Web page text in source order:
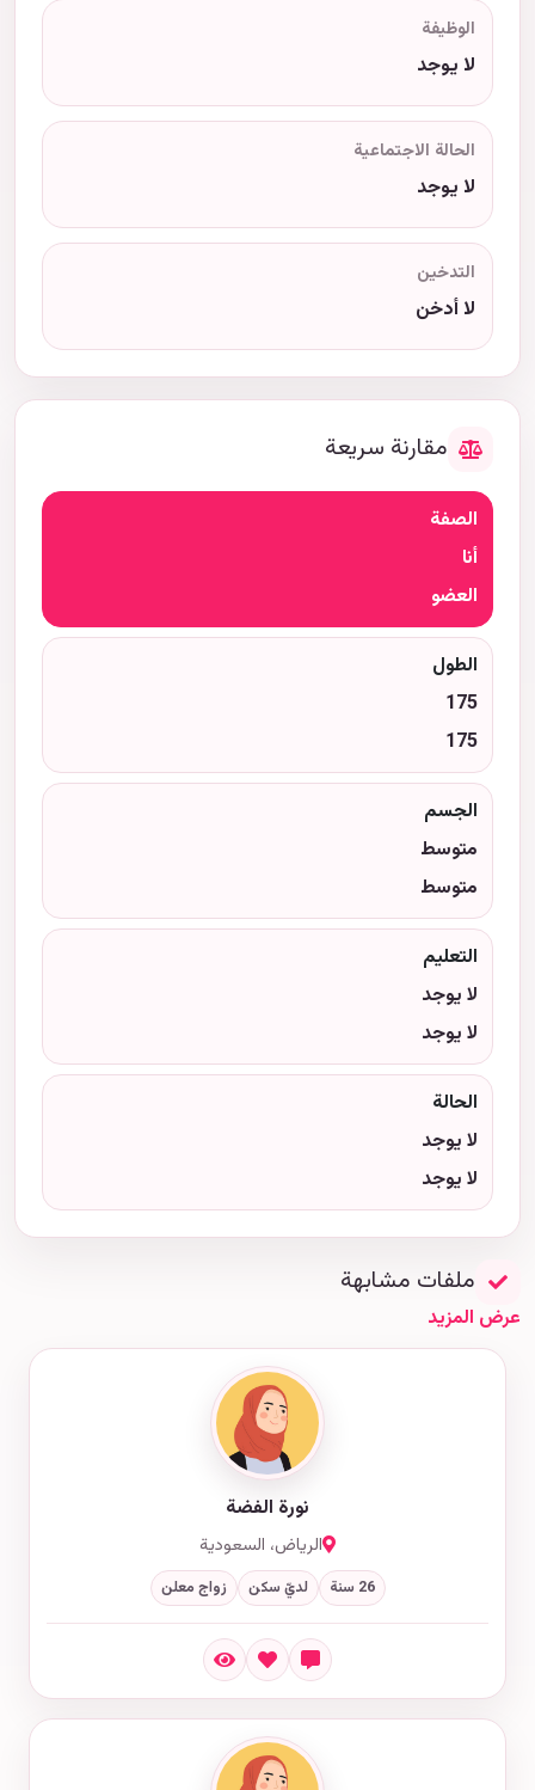
الوظيفة
لا يوجد
الحالة الاجتماعية
لا يوجد
التدخين
لا أدخن
مقارنة سريعة
الصفة
أنا
العضو
الطول
175
175
الجسم
متوسط
متوسط
التعليم
لا يوجد
لا يوجد
الحالة
لا يوجد
لا يوجد
ملفات مشابهة
عرض المزيد
نورة الفضة
الرياض، السعودية
26 سنة لديّ سكن زواج معلن